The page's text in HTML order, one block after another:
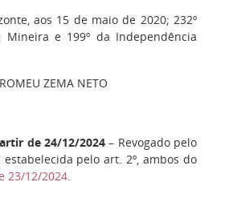
aos 15 de maio de 2020; 232º
Mineira e 199º da Independência
ROMEU ZEMA NETO
de 24/12/2024 – Revogado pelo
estabelecida pelo art. 2º, ambos do
23/12/2024.